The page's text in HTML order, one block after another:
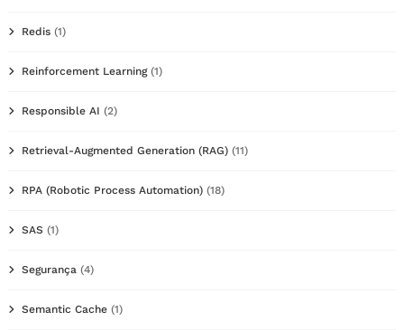
Redis (1)
Reinforcement Learning(1)
Responsible AI (2)
Retrieval-Augmented Generation (RAG) (11)
RPA (Robotic Process Automation) (18)
SAS (1)
Segurança (4)
Semantic Cache (1)